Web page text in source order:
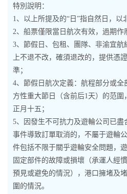
特別說明：
1、以上所提及的“日”指自然日，以
2、船票僅限當日航次有效，過期作
3、節假日、包租、團隊、非渝宜航
上不退不改，確須退改的，提供憑
準；
4、節假日航次定義：航程部分或
方性重大節日（含前后1天）的范
正月十五；
5、因發生不可抗力及遊輪公司已盡
事件導致訂單取消的，不屬于遊輪
件包括不限于關乎遊輪安全問題，
固定部件的故障或損壞（承運人經
預見或避免的情況），港口擁堵及
圍的情況。